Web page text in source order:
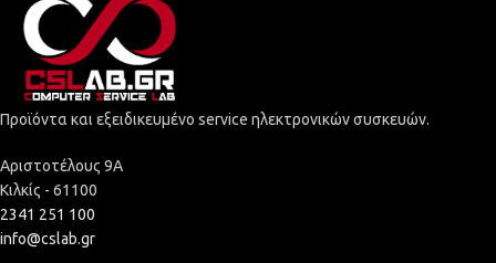
Προϊόντα και εξειδικευμένο service ηλεκτρονικών συσκευών.
Αριστοτέλους 9Α
Κιλκίς - 61100
2341 251 100
info@cslab.gr